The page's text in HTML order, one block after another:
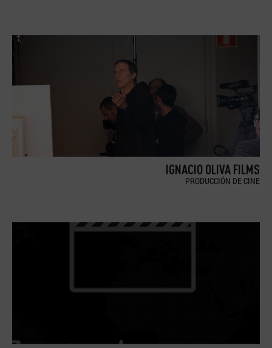
IGNACIO OLIVA FILMS
PRODUCCIÓN DE CINE